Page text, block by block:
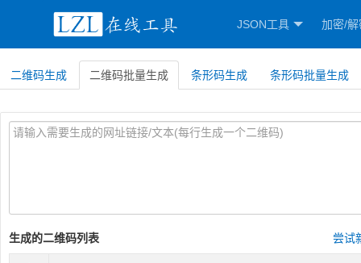
JSON工具 加密/解
二维码生成 二维码批量生成 条形码生成 条形码批量生成
生成的二维码列表 尝试